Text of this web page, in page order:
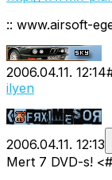
:: www.airsoft-
2006.04.11. 12:14
ilyen
2006.04.11. 12:13
Mert 7 DVD-s!